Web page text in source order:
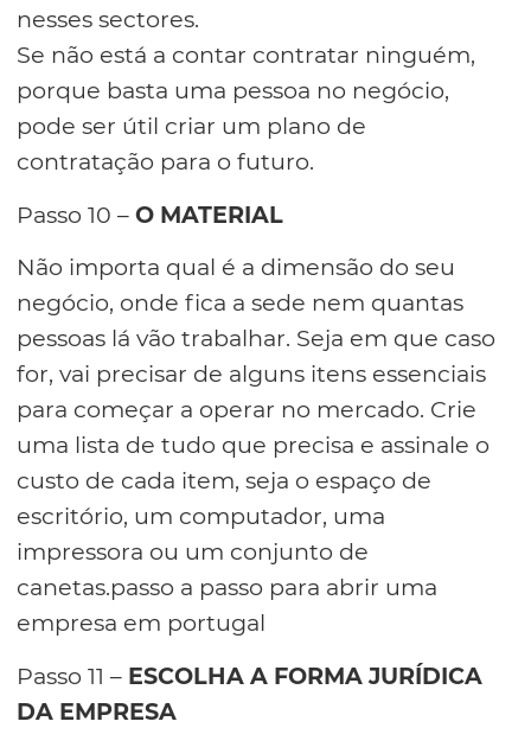
nesses sectores.
Se não está a contar contratar ninguém,
porque basta uma pessoa no negócio,
pode ser útil criar um plano de
contratação para o futuro.
Passo 10 – O MATERIAL
Não importa qual é a dimensão do seu
negócio, onde fica a sede nem quantas
pessoas lá vão trabalhar. Seja em que caso
for, vai precisar de alguns itens essenciais
para começar a operar no mercado. Crie
uma lista de tudo que precisa e assinale o
custo de cada item, seja o espaço de
escritório, um computador, uma
impressora ou um conjunto de
canetas.passo a passo para abrir uma
empresa em portugal
Passo 11 – ESCOLHA A FORMA JURÍDICA
DA EMPRESA